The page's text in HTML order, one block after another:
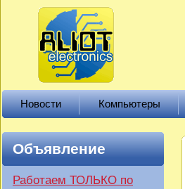
Новости Компьютеры
Объявление
Работаем ТОЛЬКО по